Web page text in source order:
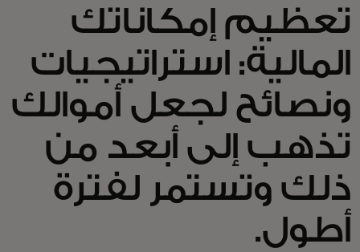
الأخبار و التوجهات
تعظيم إمكاناتك
المالية: استراتيجيات
ونصائح لجعل أموالك
تذهب إلى أبعد من
ذلك وتستمر لفترة
أطول.